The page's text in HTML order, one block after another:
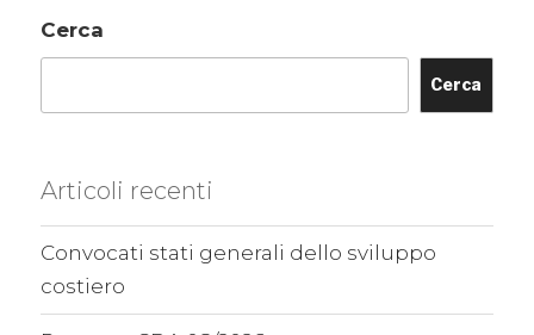
Cerca
Cerca
Articoli recenti
Convocati stati generali dello sviluppo
costiero